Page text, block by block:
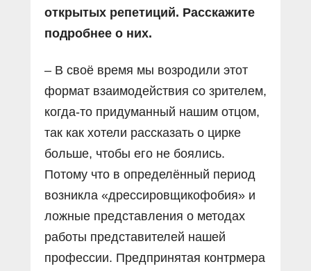
открытых репетиций. Расскажите
подробнее о них.
– В своё время мы возродили этот
формат взаимодействия со зрителем,
когда-то придуманный нашим отцом,
так как хотели рассказать о цирке
больше, чтобы его не боялись.
Потому что в определённый период
возникла «дрессировщикофобия» и
ложные представления о методах
работы представителей нашей
профессии. Предпринятая контрмера